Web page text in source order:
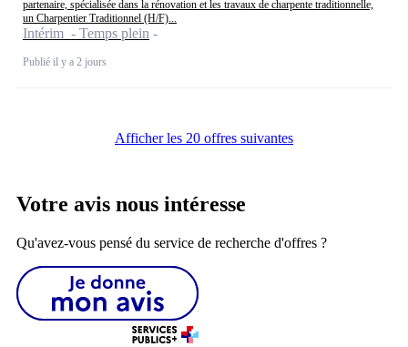
partenaire, spécialisée dans la rénovation et les travaux de charpente traditionnelle,
un Charpentier Traditionnel (H/F)...
Intérim - Temps plein
Publié il y a 2 jours
Afficher les 20 offres suivantes
Votre avis nous intéresse
Qu'avez-vous pensé du service de recherche d'offres ?